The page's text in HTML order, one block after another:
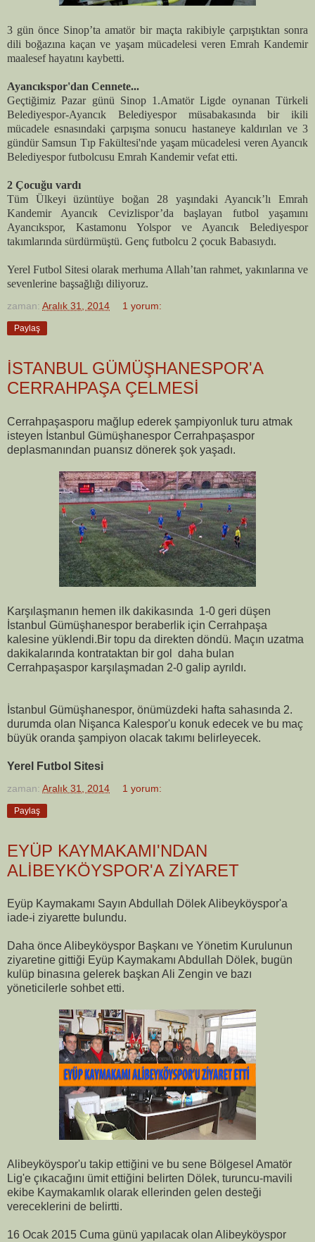
3 gün önce Sinop’ta amatör bir maçta rakibiyle çarpıştıktan sonra
dili boğazına kaçan ve yaşam mücadelesi veren Emrah Kandemir
maalesef hayatını kaybetti.
Ayancıkspor'dan Cennete...
Geçtiğimiz Pazar günü Sinop 1.Amatör Ligde oynanan Türkeli
Belediyespor-Ayancık Belediyespor müsabakasında bir ikili
mücadele esnasındaki çarpışma sonucu hastaneye kaldırılan ve 3
gündür Samsun Tıp Fakültesi'nde yaşam mücadelesi veren Ayancık
Belediyespor futbolcusu Emrah Kandemir vefat etti.
2 Çocuğu vardı
Tüm Ülkeyi üzüntüye boğan 28 yaşındaki Ayancık’lı Emrah
Kandemir Ayancık Cevizlispor’da başlayan futbol yaşamını
Ayancıkspor, Kastamonu Yolspor ve Ayancık Belediyespor
takımlarında sürdürmüştü. Genç futbolcu 2 çocuk Babasıydı.
Yerel Futbol Sitesi olarak merhuma Allah’tan rahmet, yakınlarına ve
sevenlerine başsağlığı diliyoruz.
zaman: Aralık 31, 2014 1 yorum:
Paylaş
İSTANBUL GÜMÜŞHANESPOR'A
CERRAHPAŞA ÇELMESİ
Cerrahpaşasporu mağlup ederek şampiyonluk turu atmak
isteyen İstanbul Gümüşhanespor Cerrahpaşaspor
deplasmanından puansız dönerek şok yaşadı.
Karşılaşmanın hemen ilk dakikasında 1-0 geri düşen
İstanbul Gümüşhanespor beraberlik için Cerrahpaşa
kalesine yüklendi.Bir topu da direkten döndü. Maçın uzatma
dakikalarında kontrataktan bir gol daha bulan
Cerrahpaşaspor karşılaşmadan 2-0 galip ayrıldı.
İstanbul Gümüşhanespor, önümüzdeki hafta sahasında 2.
durumda olan Nişanca Kalespor'u konuk edecek ve bu maç
büyük oranda şampiyon olacak takımı belirleyecek.
Yerel Futbol Sitesi
zaman: Aralık 31, 2014 1 yorum:
Paylaş
EYÜP KAYMAKAMI'NDAN
ALİBEYKÖYSPOR'A ZİYARET
Eyüp Kaymakamı Sayın Abdullah Dölek Alibeyköyspor'a
iade-i ziyarette bulundu.
Daha önce Alibeyköyspor Başkanı ve Yönetim Kurulunun
ziyaretine gittiği Eyüp Kaymakamı Abdullah Dölek, bugün
kulüp binasına gelerek başkan Ali Zengin ve bazı
yöneticilerle sohbet etti.
Alibeyköyspor'u takip ettiğini ve bu sene Bölgesel Amatör
Lig'e çıkacağını ümit ettiğini belirten Dölek, turuncu-mavili
ekibe Kaymakamlık olarak ellerinden gelen desteği
vereceklerini de belirtti.
16 Ocak 2015 Cuma günü yapılacak olan Alibeyköyspor